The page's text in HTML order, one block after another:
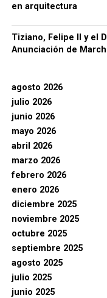
en arquitectura
Tiziano, Felipe II y el
Anunciación de
agosto 2026
julio 2026
junio 2026
mayo 2026
abril 2026
marzo 2026
febrero 2026
enero 2026
diciembre 2025
noviembre 2025
octubre 2025
septiembre 2025
agosto 2025
julio 2025
junio 2025